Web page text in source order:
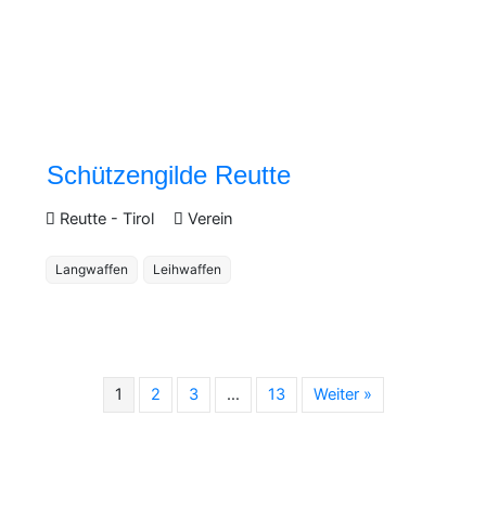
Schützengilde Reutte
Reutte - Tirol Verein
Langwaffen Leihwaffen
1 2 3 … 13 Weiter »